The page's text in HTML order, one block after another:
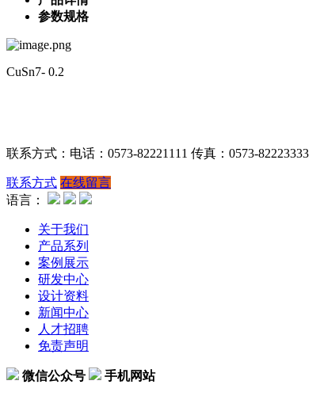
参数规格
CuSn7- 0.2
联系方式：电话：0573-82221111 传真：0573-82223333
联系方式 在线留言
语言：
关于我们
产品系列
案例展示
研发中心
设计资料
新闻中心
人才招聘
免责声明
微信公众号 手机网站